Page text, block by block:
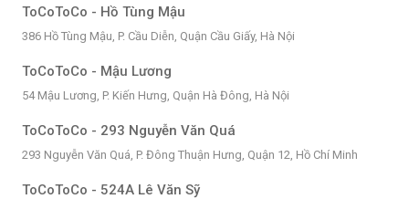
ToCoToCo - Hồ Tùng Mậu
386 Hồ Tùng Mậu, P. Cầu Diễn, Quận Cầu Giấy, Hà Nội
ToCoToCo - Mậu Lương
54 Mậu Lương, P. Kiến Hưng, Quận Hà Đông, Hà Nội
ToCoToCo - 293 Nguyễn Văn Quá
293 Nguyễn Văn Quá, P. Đông Thuận Hưng, Quận 12, Hồ Chí Minh
ToCoToCo - 524A Lê Văn Sỹ